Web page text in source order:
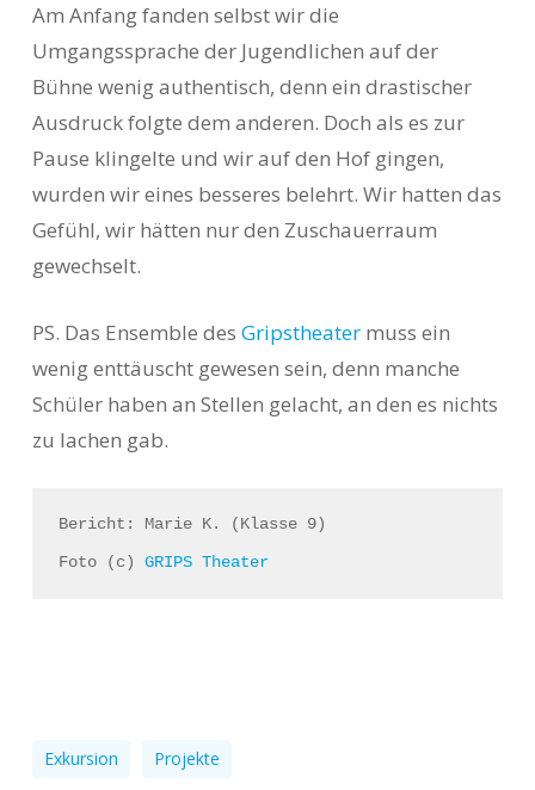
Am Anfang fanden selbst wir die
Umgangssprache der Jugendlichen auf der
Bühne wenig authentisch, denn ein drastischer
Ausdruck folgte dem anderen. Doch als es zur
Pause klingelte und wir auf den Hof gingen,
wurden wir eines besseres belehrt. Wir hatten das
Gefühl, wir hätten nur den Zuschauerraum
gewechselt.
PS. Das Ensemble des Gripstheatermuss ein
wenig enttäuscht gewesen sein, denn manche
Schüler haben an Stellen gelacht, an den es nichts
zu lachen gab.
Bericht: Marie K. (Klasse 9)
Foto (c) GRIPS Theater
Exkursion Projekte